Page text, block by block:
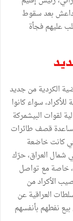
بعدسقوط
عليهمفجأة
الكرديةمنجديد
للأكراد،سواءكانوا
لقوات البيشمركة
قصف طائرات
كانتخاضعة
شمال العراق،حرّك
خاصةمع تواصل
الأكرادمن
العراقيةعن
بيع نفطهم بأنفسهم